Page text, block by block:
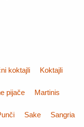
koktajli Koktajli
pijače Martinis
Sake Sangria